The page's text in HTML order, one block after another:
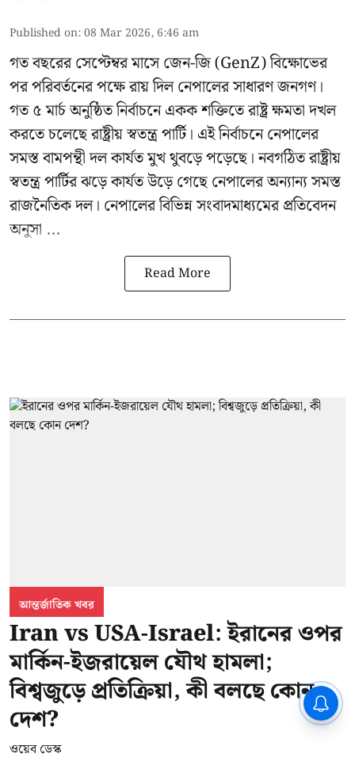
Published on:08 Mar 2026, 6:46 am
গত বছরের সেপ্টেম্বর মাসে জেন-জি (GenZ) বিক্ষোভের
পর পরিবর্তনের পক্ষে রায় দিল নেপালের সাধারণ জনগণ।
গত ৫ মার্চ অনুষ্ঠিত নির্বাচনে একক শক্তিতে রাষ্ট্র ক্ষমতা দখল
করতে চলেছে রাষ্ট্রীয় স্বতন্ত্র পার্টি। এই নির্বাচনে নেপালের
সমস্ত বামপন্থী দল কার্যত মুখ থুবড়ে পড়েছে। নবগঠিত রাষ্ট্রীয়
স্বতন্ত্র পার্টির ঝড়ে কার্যত উড়ে গেছে নেপালের অন্যান্য সমস্ত
রাজনৈতিক দল। নেপালের বিভিন্ন সংবাদমাধ্যমের প্রতিবেদন
অনুসা ...
Read More
আন্তর্জাতিক খবর
Iran vs USA-Israel: ইরানের ওপর
মার্কিন-ইজরায়েল যৌথ হামলা;
বিশ্বজুড়ে প্রতিক্রিয়া, কী বলছে কোন
দেশ?
ওয়েব ডেস্ক